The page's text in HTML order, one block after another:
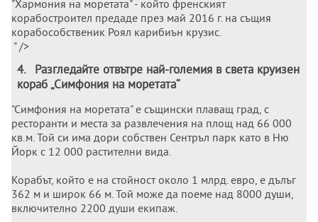
"Хармония на моретата" - който френският
корабостроител предаде през май 2016 г. на същия
корабособственик Роял карибиън крузис.
" />
4.
Разгледайте отвътре най-големия в света круизен
кораб „Симфония на моретата“
"Симфония на моретата" е същински плаващ град, с
ресторанти и места за развлечения на площ над 66 000
кв.м. Той си има дори собствен Сентръл парк като в Ню
Йорк с 12 000 растителни вида.
Корабът, който е на стойност около 1 млрд. евро, е дълъг
362 м и широк 66 м. Той може да поеме над 8000 души,
включително 2200 души екипаж.